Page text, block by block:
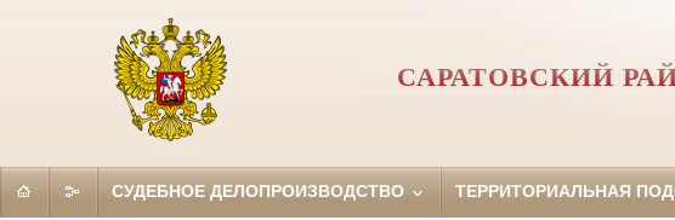
САРАТОВСКИЙ
СУДЕБНОЕ ДЕЛОПРОИЗВОДСТВО ТЕРРИТОРИАЛЬНАЯ